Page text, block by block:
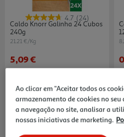
4.7 (24)
Caldo Knorr Galinha 24 Cubos
240g
21.21 €/Kg
5,09 €
Ao clicar em "Aceitar todos os
armazenamento de cookies no
a navegação no site, analisar a
nossas iniciativas de marketing.